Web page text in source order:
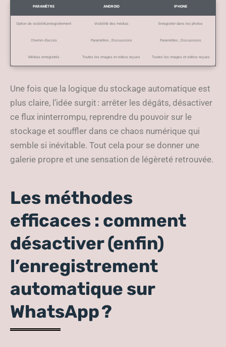
PARAMÈTRE ANDROID IPHONE
Option de visibilité,enregistrement Visibilité des médias Enregistrer dans les photos
Chemin d’accès Paramètres , Discussions Paramètres , Discussions
Médias enregistrés Toutes les images et vidéos reçues Toutes les images et vidéos reçues
Une fois que la logique du stockage automatique est
plus claire, l’idée surgit : arrêter les dégâts, désactiver
ce flux ininterrompu, reprendre du pouvoir sur le
stockage et souffler dans ce chaos numérique qui
semble si inévitable. Tout cela pour se donner une
galerie propre et une sensation de légèreté retrouvée.
Les méthodes
efficaces : comment
désactiver (enfin)
l’enregistrement
automatique sur
WhatsApp ?